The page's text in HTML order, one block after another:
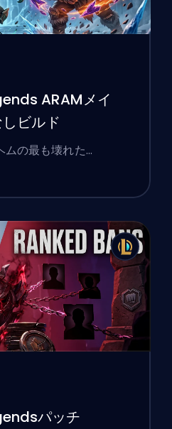
ARAMメイ
ビルド
ムの最も壊れた…
パッチ